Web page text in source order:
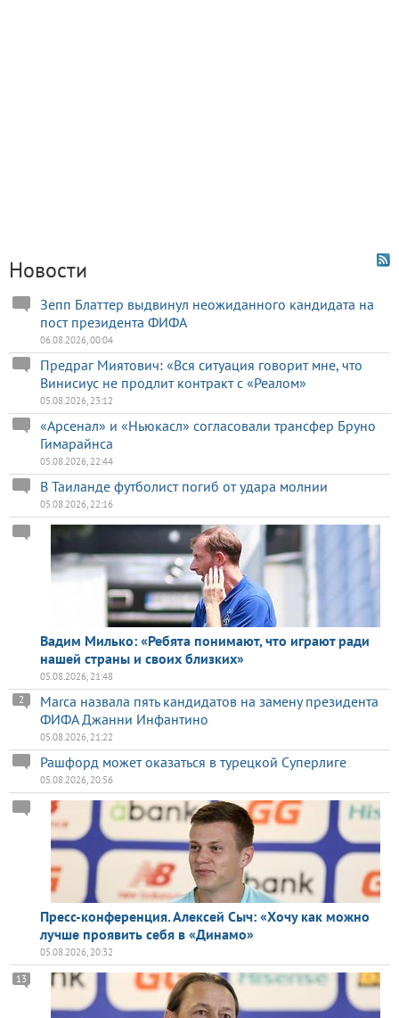
Новости
Зепп Блаттер выдвинул неожиданного кандидата на
пост президента ФИФА
06.08.2026, 00:04
Предраг Миятович: «Вся ситуация говорит мне, что
Винисиус не продлит контракт с «Реалом»
05.08.2026, 23:12
«Арсенал» и «Ньюкасл» согласовали трансфер Бруно
Гимарайнса
05.08.2026, 22:44
В Таиланде футболист погиб от удара молнии
05.08.2026, 22:16
Вадим Милько: «Ребята понимают, что играют ради
нашей страны и своих близких»
05.08.2026, 21:48
Marca назвала пять кандидатов на замену президента
ФИФА Джанни Инфантино
2
05.08.2026, 21:22
Рашфорд может оказаться в турецкой Суперлиге
05.08.2026, 20:56
Пресс-конференция. Алексей Сыч: «Хочу как можно
лучше проявить себя в «Динамо»
05.08.2026, 20:32
13